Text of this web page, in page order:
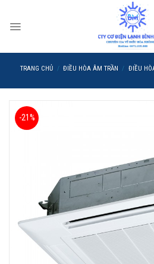
content
TRANG CHỦ / ĐIỀU HÒA ÂM TRẦN / ĐIỀU
-21%